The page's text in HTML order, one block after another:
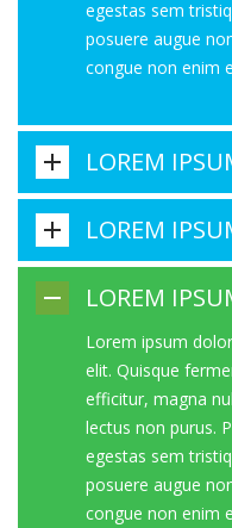
egestas sem
posuere augue
congue non enim
LOREM
LOREM
LOREM
Lorem ipsum
elit. Quisque
efficitur, magna
lectus non purus.
egestas sem
posuere augue
congue non enim